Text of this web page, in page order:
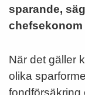
sparande,
När det gäller
olika